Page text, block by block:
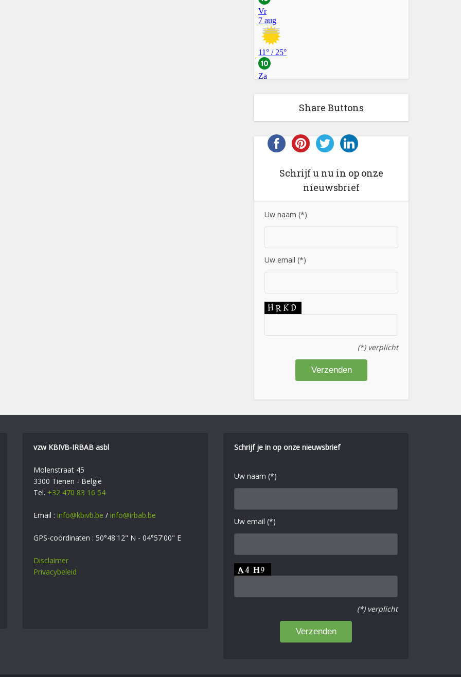
Share Buttons
Schrijf u nu in op onze
nieuwsbrief
Uw naam (*)
Uw email (*)
(*) verplicht
vzw KBIVB-IRBAB asbl
Molenstraat 45
3300 Tienen - België
Tel. +32 470 83 16 54
Email : info@kbivb.be / info@irbab.be
GPS-coördinaten : 50°48'12" N - 04°57'00" E
Disclaimer
Privacybeleid
Schrijf je in op onze nieuwsbrief
Uw naam (*)
Uw email (*)
(*) verplicht